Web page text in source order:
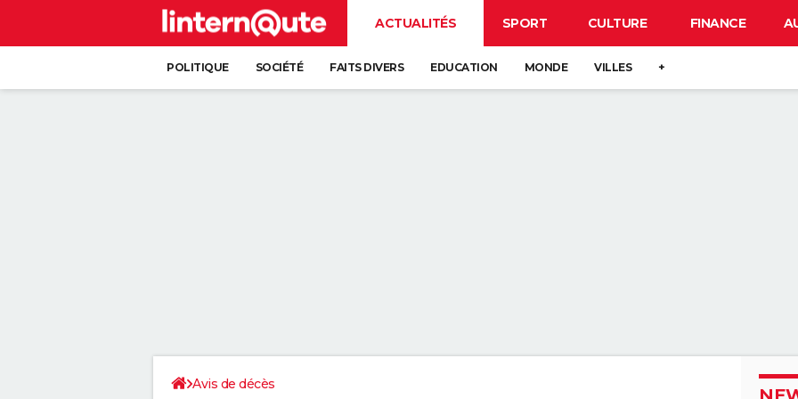
ACTUALITÉS SPORT CULTURE FINANCE
POLITIQUE SOCIÉTÉ FAITS DIVERS EDUCATION MONDE VILLES +
Avis de décès